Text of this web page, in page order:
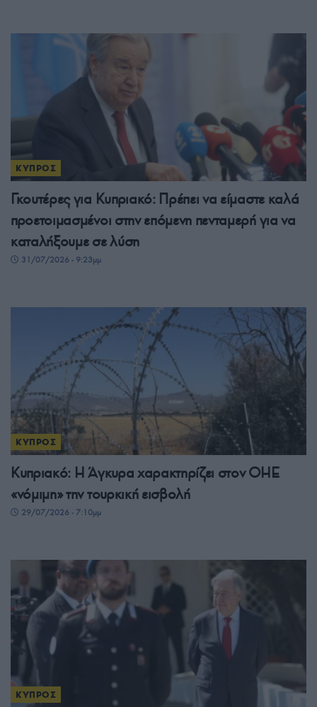
ΚΥΠΡΟΣ
Γκουτέρες για Κυπριακό: Πρέπει να είμαστε καλά
προετοιμασμένοι στην επόμενη πενταμερή για να
καταλήξουμε σε λύση
31/07/2026 - 9:23μμ
ΚΥΠΡΟΣ
Κυπριακό: Η Άγκυρα χαρακτηρίζει στον ΟΗΕ
«νόμιμη» την τουρκική εισβολή
29/07/2026 - 7:10μμ
ΚΥΠΡΟΣ